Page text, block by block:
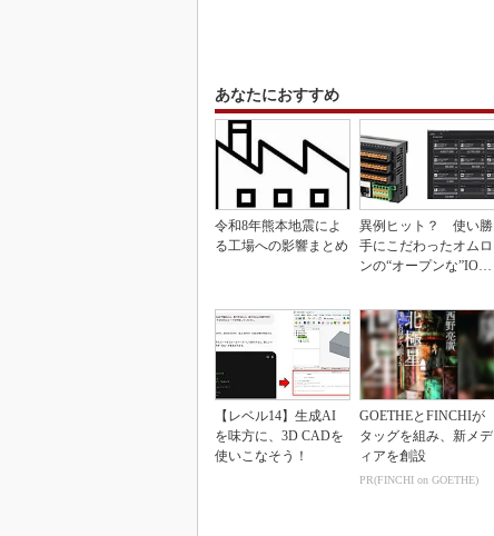
あなたにおすすめ
令和8年熊本地震によ
る工場への影響まとめ
異例ヒット？ 使い勝
手にこだわったオムロ
ンの“オープンな”IO-L
【レベル14】生成AI
を味方に、3D CADを
使いこなそう！
GOETHEとFINCHIが
タッグを組み、新メデ
ィアを創設
PR(FINCHI on GOETHE)